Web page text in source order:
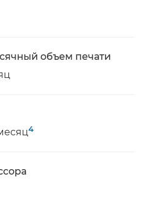
объем печати
4